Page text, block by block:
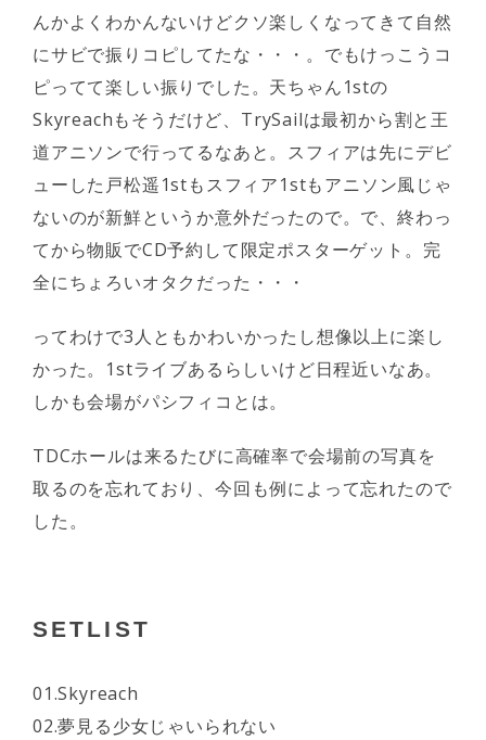
んかよくわかんないけどクソ楽しくなってきて自然
にサビで振りコピしてたな・・・。でもけっこうコ
ピってて楽しい振りでした。天ちゃん1stの
Skyreachもそうだけど、TrySailは最初から割と王
道アニソンで行ってるなあと。スフィアは先にデビ
ューした戸松遥1stもスフィア1stもアニソン風じゃ
ないのが新鮮というか意外だったので。で、終わっ
てから物販でCD予約して限定ポスターゲット。完
全にちょろいオタクだった・・・
ってわけで3人ともかわいかったし想像以上に楽し
かった。1stライブあるらしいけど日程近いなあ。
しかも会場がパシフィコとは。
TDCホールは来るたびに高確率で会場前の写真を
取るのを忘れており、今回も例によって忘れたので
した。
SETLIST
01.Skyreach
02.夢見る少女じゃいられない